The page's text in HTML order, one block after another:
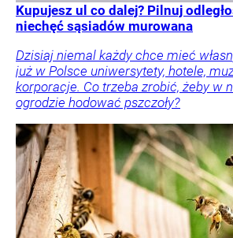
Kupujesz ul co dalej? Pilnuj
niechęć sąsiadów murowana
Dzisiaj niemal każdy chce mieć
już w Polsce uniwersytety, hotele,
korporacje. Co trzeba zrobić, żeby w
ogrodzie hodować pszczoły?